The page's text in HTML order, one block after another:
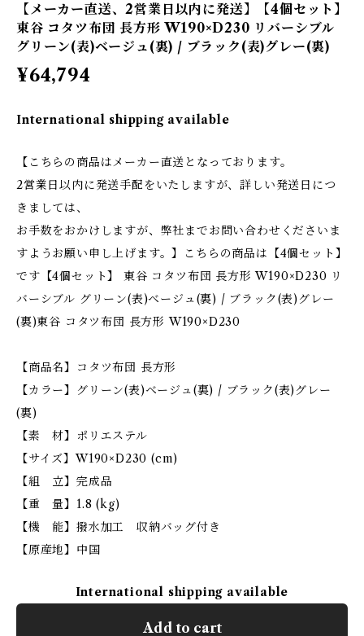
【メーカー直送、2営業日以内に発送】【4個セット】
東谷 コタツ布団 長方形 W190×D230 リバーシブル
グリーン(表)ベージュ(裏) / ブラック(表)グレー(裏)
¥64,794
International shipping available
【こちらの商品はメーカー直送となっております。
2営業日以内に発送手配をいたしますが、詳しい発送日につ
きましては、
お手数をおかけしますが、弊社までお問い合わせくださいま
すようお願い申し上げます。】こちらの商品は【4個セット】
です【4個セット】 東谷 コタツ布団 長方形 W190×D230 リ
バーシブル グリーン(表)ベージュ(裏) / ブラック(表)グレー
(裏)東谷 コタツ布団 長方形 W190×D230
【商品名】コタツ布団 長方形
【カラー】グリーン(表)ベージュ(裏) / ブラック(表)グレー
(裏)
【素 材】ポリエステル
【サイズ】W190×D230 (cm)
【組 立】完成品
【重 量】1.8 (kg)
【機 能】撥水加工 収納バッグ付き
【原産地】中国
International shipping available
Add to cart